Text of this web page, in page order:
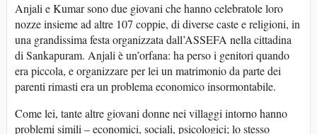
Anjali e Kumar sono due giovani che hanno celebratole loro
nozze insieme ad altre 107 coppie, di diverse caste e religioni, in
una grandissima festa organizzata dall’ASSEFA nella cittadina
di Sankapuram. Anjali è un’orfana: ha perso i genitori quando
era piccola, e organizzare per lei un matrimonio da parte dei
parenti rimasti era un problema economico insormontabile.
Come lei, tante altre giovani donne nei villaggi intorno hanno
problemi simili – economici, sociali, psicologici; lo stesso